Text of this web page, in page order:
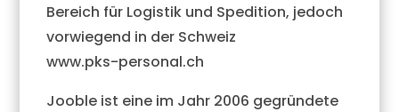
Bereich für Logistik und Spedition, jedoch
vorwiegend in der Schweiz
www.pks-personal.ch
Jooble ist eine im Jahr 2006 gegründete